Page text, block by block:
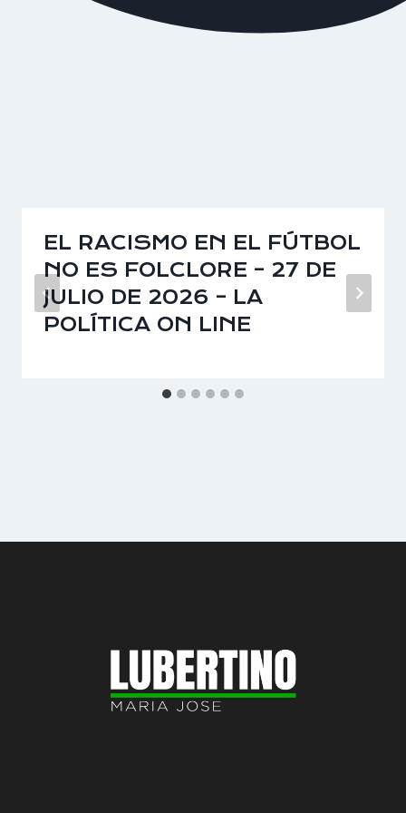
EL RACISMO EN EL FÚTBOL
NO ES FOLCLORE – 27 DE
JULIO DE 2026 – LA
POLÍTICA ON LINE